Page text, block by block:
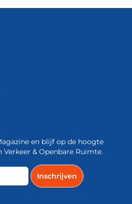
en blijf op de hoogte
& Openbare Ruimte.